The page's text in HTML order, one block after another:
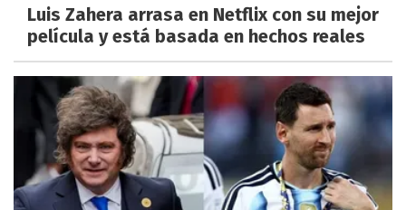
Luis Zahera arrasa en Netflix con su mejor
película y está basada en hechos reales